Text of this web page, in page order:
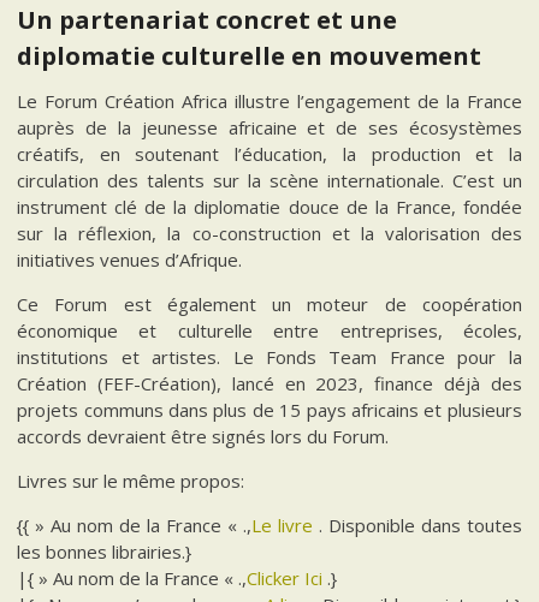
Un partenariat concret et une
diplomatie culturelle en mouvement
Le Forum Création Africa illustre l’engagement de la France
auprès de la jeunesse africaine et de ses écosystèmes
créatifs, en soutenant l’éducation, la production et la
circulation des talents sur la scène internationale. C’est un
instrument clé de la diplomatie douce de la France, fondée
sur la réflexion, la co-construction et la valorisation des
initiatives venues d’Afrique.
Ce Forum est également un moteur de coopération
économique et culturelle entre entreprises, écoles,
institutions et artistes. Le Fonds Team France pour la
Création (FEF-Création), lancé en 2023, finance déjà des
projets communs dans plus de 15 pays africains et plusieurs
accords devraient être signés lors du Forum.
Livres sur le même propos:
{{ » Au nom de la France « .,Le livre . Disponible dans toutes
les bonnes librairies.}
|{ » Au nom de la France « .,Clicker Ici .}